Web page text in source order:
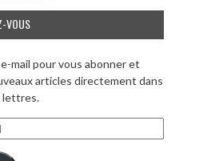
VOUS
mail pour vous abonner et
articles directement dans
lettres.